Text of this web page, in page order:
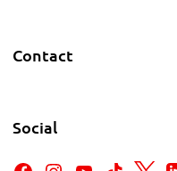
Contact
Social